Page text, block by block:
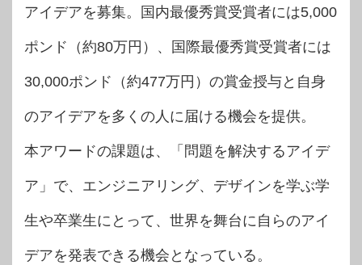
アイデアを募集。国内最優秀賞受賞者には5,000
ポンド（約80万円）、国際最優秀賞受賞者には
30,000ポンド（約477万円）の賞金授与と自身
のアイデアを多くの人に届ける機会を提供。
本アワードの課題は、「問題を解決するアイデ
ア」で、エンジニアリング、デザインを学ぶ学
生や卒業生にとって、世界を舞台に自らのアイ
デアを発表できる機会となっている。